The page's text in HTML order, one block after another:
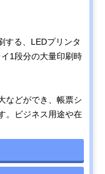
する、LEDプリンタ
1段分の大量印刷時
などができ、帳票シ
。ビジネス用途や在